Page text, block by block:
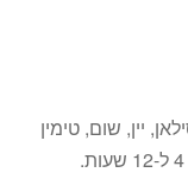
יין, שום, טימין